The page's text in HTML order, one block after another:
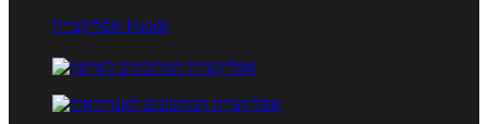
אפליקציית Foods